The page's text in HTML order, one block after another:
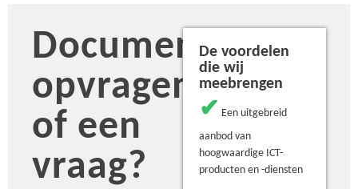
Document
opvragen
of een
vraag?
De voordelen
die wij
meebrengen
✔ Een uitgebreid
aanbod van
hoogwaardige ICT-
producten en -diensten